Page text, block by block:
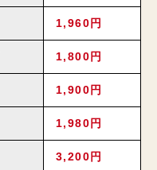
1,960円
1,800円
1,900円
1,980円
3,200円